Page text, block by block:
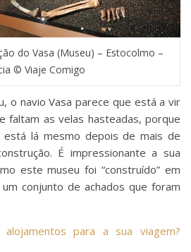
do Vasa (Museu) – Estocolmo –
© Viaje Comigo
o navio Vasa parece que está a vir
faltam as velas hasteadas, porque
está lá mesmo depois de mais de
É impressionante a sua
este museu foi “construído” em
conjunto de achados que foram
para a sua viagem?